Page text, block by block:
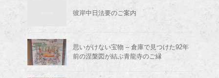
彼岸中日法要のご案内
思いがけない宝物 – 倉庫で見つけた92年
前の涅槃図が結ぶ青龍寺のご縁